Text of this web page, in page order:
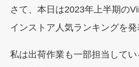
さて、本日は2023年上半期の
インストア人気ランキングを発
私は出荷作業も一部担当して